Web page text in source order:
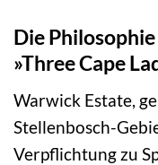
Die
»Three Cape
Warwick Estate,
Stellenbosch-
Verpflichtung zu